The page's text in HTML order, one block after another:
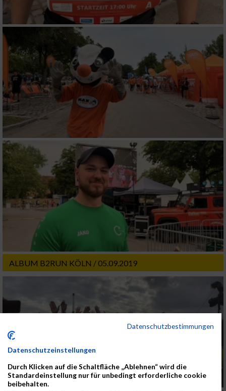
ALBUM B2RUN KÖLN / 05.09.2019
Datenschutzbestimmungen
Datenschutzeinstellungen
Durch Klicken auf die Schaltfläche „Ablehnen“ wird die
Standardeinstellung nur für unbedingt erforderliche cookie
beibehalten.